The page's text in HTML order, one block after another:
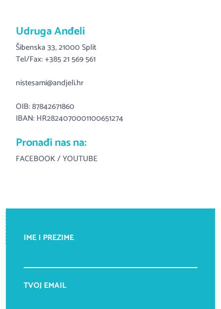
Udruga Anđeli
Šibenska 33, 21000 Split
Tel/Fax: +385 21 569 561
nistesami@andjeli.hr
OIB: 87842671860
IBAN: HR2824070001100651274
Pronađi nas na:
FACEBOOK/YOUTUBE
IME I PREZIME
TVOJ EMAIL